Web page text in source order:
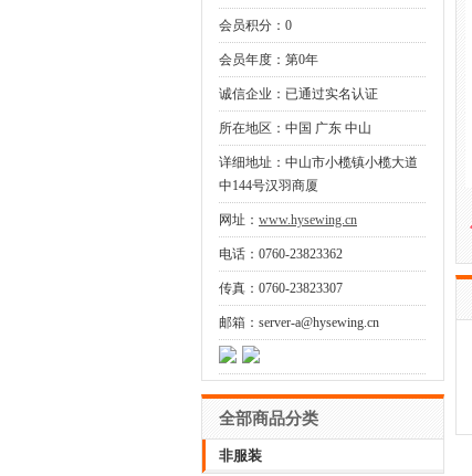
会员积分：0
会员年度：第0年
诚信企业：已通过实名认证
所在地区：中国 广东 中山
详细地址：中山市小榄镇小榄大道
中144号汉羽商厦
网址： www.hysewing.cn
电话：0760-23823362
传真：0760-23823307
邮箱：server-a@hysewing.cn
全部商品分类
非服装